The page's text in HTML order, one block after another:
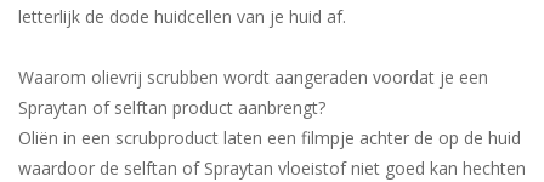
letterlijk de dode huidcellen van je huid af.
Waarom olievrij scrubben wordt aangeraden voordat je een
Spraytan of selftan product aanbrengt?
Oliën in een scrubproduct laten een filmpje achter de op de huid
waardoor de selftan of Spraytan vloeistof niet goed kan hechten